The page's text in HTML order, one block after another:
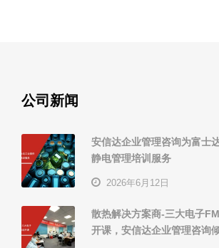
公司新闻
安信达企业管理咨询为富士
静电管理培训服务
2026年6月12日
散热解决方案商-三大电子
开课，安信达企业管理咨询